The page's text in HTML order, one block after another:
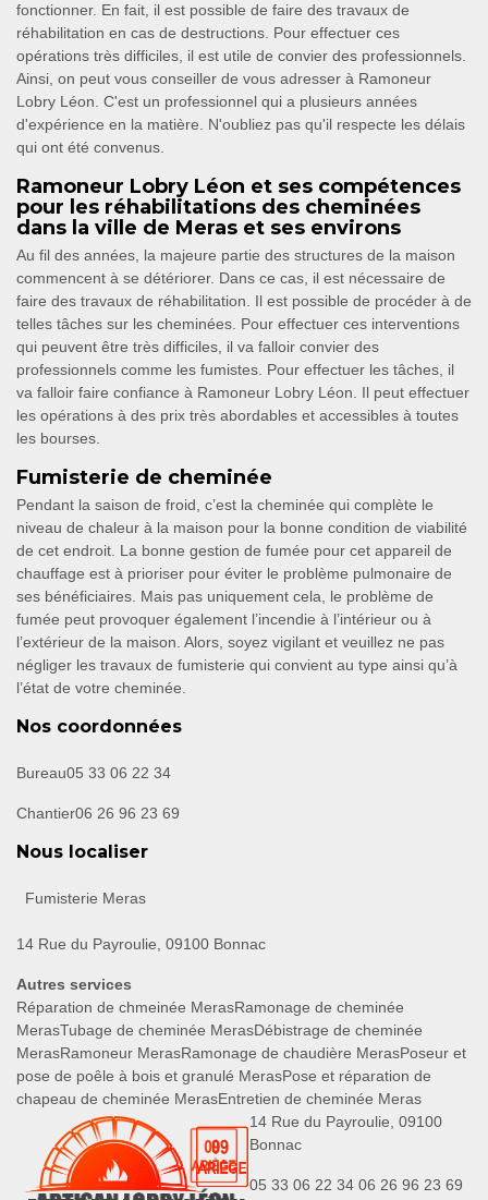
fonctionner. En fait, il est possible de faire des travaux de
réhabilitation en cas de destructions. Pour effectuer ces
opérations très difficiles, il est utile de convier des professionnels.
Ainsi, on peut vous conseiller de vous adresser à Ramoneur
Lobry Léon. C'est un professionnel qui a plusieurs années
d'expérience en la matière. N'oubliez pas qu'il respecte les délais
qui ont été convenus.
Ramoneur Lobry Léon et ses compétences
pour les réhabilitations des cheminées
dans la ville de Meras et ses environs
Au fil des années, la majeure partie des structures de la maison
commencent à se détériorer. Dans ce cas, il est nécessaire de
faire des travaux de réhabilitation. Il est possible de procéder à de
telles tâches sur les cheminées. Pour effectuer ces interventions
qui peuvent être très difficiles, il va falloir convier des
professionnels comme les fumistes. Pour effectuer les tâches, il
va falloir faire confiance à Ramoneur Lobry Léon. Il peut effectuer
les opérations à des prix très abordables et accessibles à toutes
les bourses.
Fumisterie de cheminée
Pendant la saison de froid, c’est la cheminée qui complète le
niveau de chaleur à la maison pour la bonne condition de viabilité
de cet endroit. La bonne gestion de fumée pour cet appareil de
chauffage est à prioriser pour éviter le problème pulmonaire de
ses bénéficiaires. Mais pas uniquement cela, le problème de
fumée peut provoquer également l’incendie à l’intérieur ou à
l’extérieur de la maison. Alors, soyez vigilant et veuillez ne pas
négliger les travaux de fumisterie qui convient au type ainsi qu’à
l’état de votre cheminée.
Nos coordonnées
Bureau05 33 06 22 34
Chantier06 26 96 23 69
Nous localiser
Fumisterie Meras
14 Rue du Payroulie, 09100 Bonnac
Autres services
Réparation de chmeinée MerasRamonage de cheminée
MerasTubage de cheminée MerasDébistrage de cheminée
MerasRamoneur MerasRamonage de chaudière MerasPoseur et
pose de poêle à bois et granulé MerasPose et réparation de
chapeau de cheminée MerasEntretien de cheminée Meras
14 Rue du Payroulie, 09100
Bonnac
05 33 06 22 34 06 26 96 23 69